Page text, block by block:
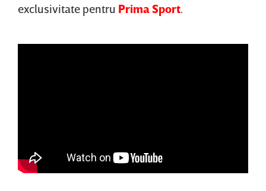
exclusivitate pentru Prima Sport